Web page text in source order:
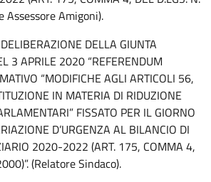
Assessore Amigoni).
DELLA GIUNTA
3 APRILE 2020 “REFERENDUM
“MODIFICHE AGLI ARTICOLI 56,
IN MATERIA DI RIDUZIONE
FISSATO PER IL GIORNO
D’URGENZA AL BILANCIO DI
2020-2022 (ART. 175, COMMA 4,
(Relatore Sindaco).